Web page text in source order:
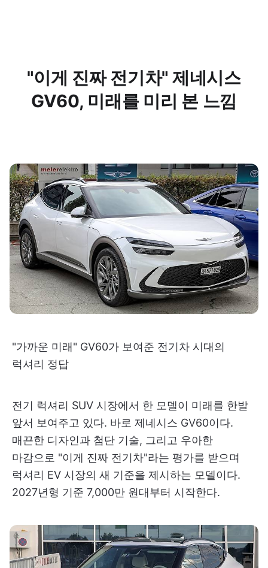
"이게 진짜 전기차" 제네시스
GV60, 미래를 미리 본 느낌
"가까운 미래" GV60가 보여준 전기차 시대의
럭셔리 정답
전기 럭셔리 SUV 시장에서 한 모델이 미래를 한발
앞서 보여주고 있다. 바로 제네시스 GV60이다.
매끈한 디자인과 첨단 기술, 그리고 우아한
마감으로 "이게 진짜 전기차"라는 평가를 받으며
럭셔리 EV 시장의 새 기준을 제시하는 모델이다.
2027년형 기준 7,000만 원대부터 시작한다.